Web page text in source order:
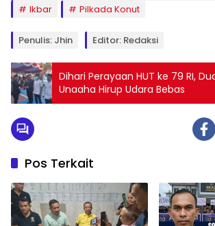
Ikbar
Pilkada Konut
Penulis: Jhin Editor: Redaksi
Dihari Perayaan HUT ke 79 RI,
Unaaha Hirup Udara Bebas
Pos Terkait